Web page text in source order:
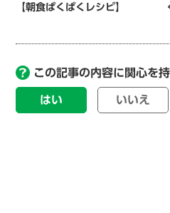
【朝食ぱくぱくレシピ】
この記事の内容に関心を
はい いいえ